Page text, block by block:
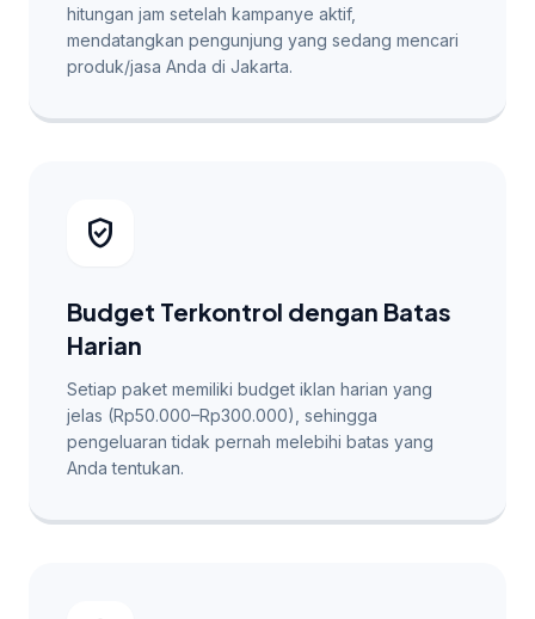
hitungan jam setelah kampanye aktif,
mendatangkan pengunjung yang sedang mencari
produk/jasa Anda di Jakarta.
verified_user
Budget Terkontrol dengan Batas
Harian
Setiap paket memiliki budget iklan harian yang
jelas (Rp50.000–Rp300.000), sehingga
pengeluaran tidak pernah melebihi batas yang
Anda tentukan.